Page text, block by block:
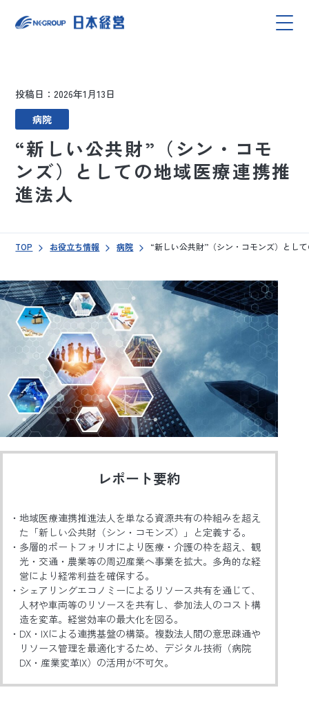
投稿日：2026年1月13日
病院
“新しい公共財”（シン・コモ
ンズ）としての地域医療連携推
進法人
TOP お役立ち情報 病院 “新しい公共財”（シン・コモンズ）とし
レポート要約
地域医療連携推進法人を単なる資源共有の枠組みを超え
た「新しい公共財（シン・コモンズ）」と定義する。
多層的ポートフォリオにより医療・介護の枠を超え、観
光・交通・農業等の周辺産業へ事業を拡大。多角的な経
営により経常利益を確保する。
シェアリングエコノミーによるリソース共有を通じて、
人材や車両等のリソースを共有し、参加法人のコスト構
造を変革。経営効率の最大化を図る。
DX・IXによる連携基盤の構築。複数法人間の意思疎通や
リソース管理を最適化するため、デジタル技術（病院
DX・産業変革IX）の活用が不可欠。